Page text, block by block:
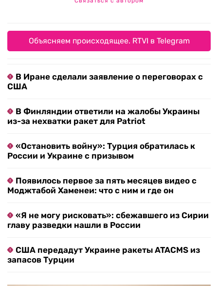
Объясняем происходящее. RTVI в Telegram
В Иране сделали заявление о переговорах с
США
В Финляндии ответили на жалобы Украины
из-за нехватки ракет для Patriot
«Остановить войну»: Турция обратилась к
России и Украине с призывом
Появилось первое за пять месяцев видео с
Моджтабой Хаменеи: что с ним и где он
«Я не могу рисковать»: сбежавшего из Сирии
главу разведки нашли в России
США передадут Украине ракеты ATACMS из
запасов Турции